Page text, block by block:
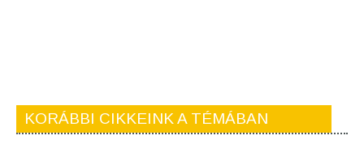
KORÁBBI CIKKEINK A TÉMÁBAN